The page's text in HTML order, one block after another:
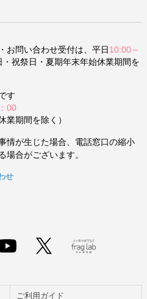
お問い合わせ受付は、平日 10:00～
祝祭日・夏期年末年始休業期間を
す
00
業期間を除く）
情が生じた場合、電話窓口の縮小
場合がございます。
せ
ご利用ガイド